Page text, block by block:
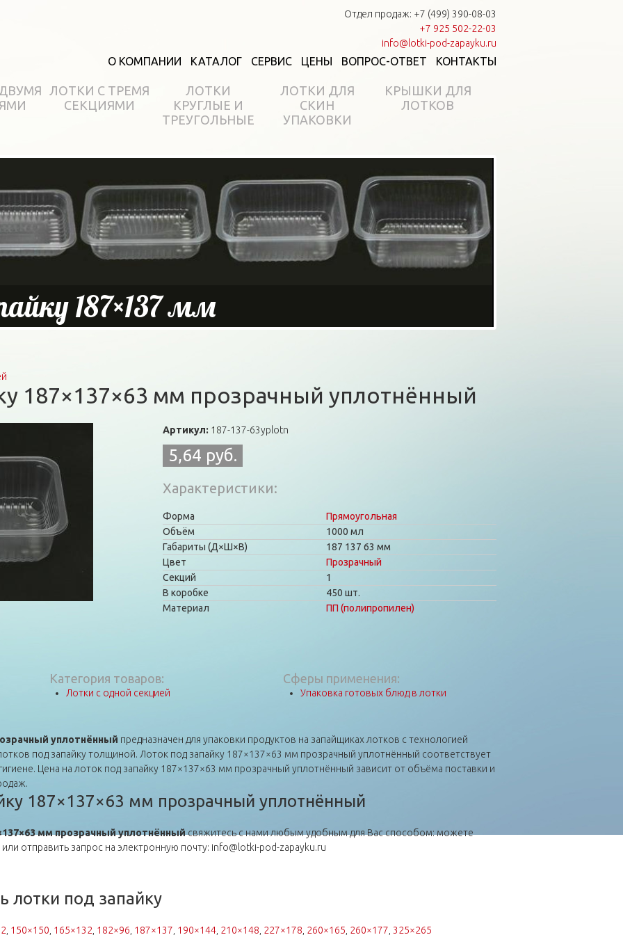
Отдел продаж: +7 (499) 390-08-03
+7 925 502-22-03
info@lotki-pod-zapayku.ru
О КОМПАНИИ КАТАЛОГ СЕРВИС ЦЕНЫ ВОПРОС-ОТВЕТ КОНТАКТЫ
ЛОТКИ С ТРЕМЯ
СЕКЦИЯМИ
ЛОТКИ
КРУГЛЫЕ И
ТРЕУГОЛЬНЫЕ
ЛОТКИ ДЛЯ
СКИН
УПАКОВКИ
КРЫШКИ ДЛЯ
ЛОТКОВ
187×137 мм
187×137×63 мм прозрачный уплотнённый
Артикул: 187-137-63yplotn
5,64 руб.
Характеристики
Форма
Прямоугольная
Объём
1000 мл
Габариты (Д×Ш×В)
187 137 63 мм
Цвет
Прозрачный
Секций
1
В коробке
450 шт.
Материал
ПП (полипропилен)
Категория товаров:
Лотки с одной секцией
Сферы применения:
Упаковка готовых блюд в лотки
уплотнённый предназначен для упаковки продуктов на запайщиках лотков с технологией
под запайку толщиной. Лоток под запайку 187×137×63 мм прозрачный уплотнённый соответствует
Цена на лоток под запайку 187×137×63 мм прозрачный уплотнённый зависит от объёма поставки и
187×137×63 мм прозрачный уплотнённый
мм прозрачный уплотнённыйсвяжитесь с нами любым удобным для Вас способом: можете
отправить запрос на электронную почту: info@lotki-pod-zapayku.ru
лотки под запайку
150×150 165×132 182×96 187×137 190×144 210×148 227×178 260×165 260×177 325×265